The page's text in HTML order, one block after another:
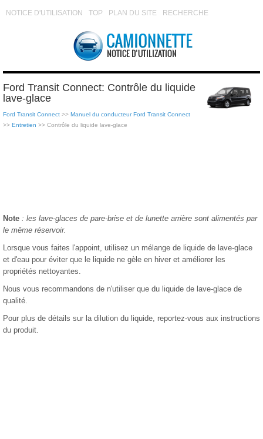
NOTICE D'UTILISATION TOP PLAN DU SITE RECHERCHE
Ford Transit Connect: Contrôle du liquide
lave-glace
Ford Transit Connect >> Manuel du conducteur Ford Transit Connect
>> Entretien >> Contrôle du liquide lave-glace
Note : les lave-glaces de pare-brise et de lunette arrière sont alimentés par
le même réservoir.
Lorsque vous faites l'appoint, utilisez un mélange de liquide de lave-glace
et d'eau pour éviter que le liquide ne gèle en hiver et améliorer les
propriétés nettoyantes.
Nous vous recommandons de n'utiliser que du liquide de lave-glace de
qualité.
Pour plus de détails sur la dilution du liquide, reportez-vous aux instructions
du produit.